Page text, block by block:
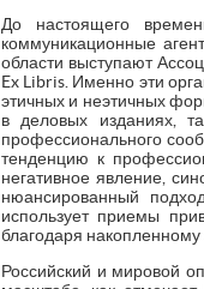
До настоящего
коммуникационные
области выступают
Ex Libris. Именно эти
этичных и неэтичных
в деловых изданиях,
профессионального
тенденцию к
негативное явление,
нюансированный
использует приемы
благодаря накопленному
Российский и мировой